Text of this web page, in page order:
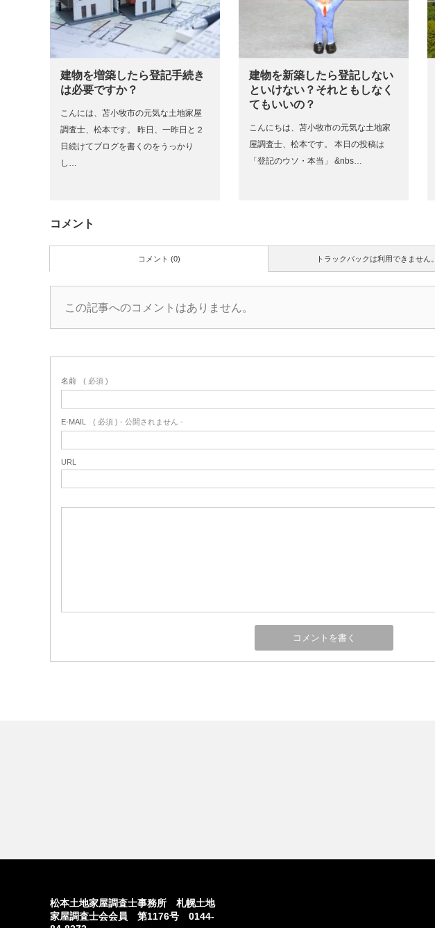
建物を増築したら登記手続き
は必要ですか？
こんには、苫小牧市の元気な土地家屋
調査士、松本です。 昨日、一昨日と２
日続けてブログを書くのをうっかり
し…
建物を新築したら登記しない
といけない？それともしなく
てもいいの？
こんにちは、苫小牧市の元気な土地家
屋調査士、松本です。 本日の投稿は
「登記のウソ・本当」 &nbs…
コメント
トラックバックは利用できません。
コメント (0)
この記事へのコメントはありません。
名前 ( 必須 )
E-MAIL ( 必須 ) - 公開されません -
URL
松本土地家屋調査士事務所 札幌土地
家屋調査士会会員 第1176号 0144-